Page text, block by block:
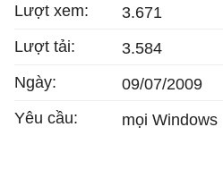
Lượt xem:
3.671
Lượt tải:
3.584
Ngày:
09/07/2009
Yêu cầu:
mọi Windows